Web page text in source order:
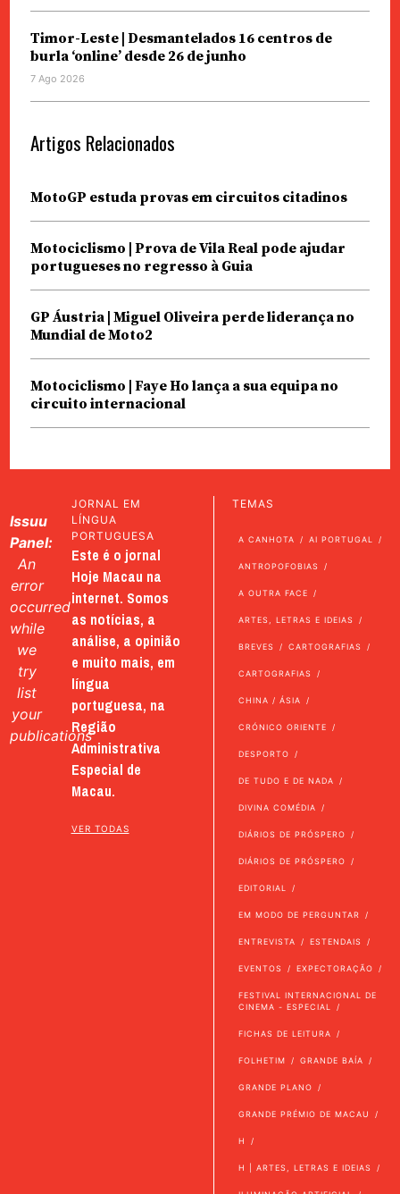
Timor-Leste | Desmantelados 16 centros de
burla ‘online’ desde 26 de junho
7 Ago 2026
Artigos Relacionados
MotoGP estuda provas em circuitos citadinos
Motociclismo | Prova de Vila Real pode ajudar
portugueses no regresso à Guia
GP Áustria | Miguel Oliveira perde liderança no
Mundial de Moto2
Motociclismo | Faye Ho lança a sua equipa no
circuito internacional
Issuu
Panel:
An
error
occurred
while
we
try
list
your
publications
JORNAL EM
LÍNGUA
PORTUGUESA
Este é o jornal
Hoje Macau na
internet. Somos
as notícias, a
análise, a opinião
e muito mais, em
língua
portuguesa, na
Região
Administrativa
Especial de
Macau.
VER TODAS
TEMAS
A CANHOTA AI PORTUGAL
ANTROPOFOBIAS
A OUTRA FACE
ARTES, LETRAS E IDEIAS
BREVES CARTOGRAFIAS
CARTOGRAFIAS
CHINA / ÁSIA
CRÓNICO ORIENTE
DESPORTO
DE TUDO E DE NADA
DIVINA COMÉDIA
DIÁRIOS DE PRÓSPERO
DIÁRIOS DE PRÓSPERO
EDITORIAL
EM MODO DE PERGUNTAR
ENTREVISTA ESTENDAIS
EVENTOS EXPECTORAÇÃO
FESTIVAL INTERNACIONAL DE
CINEMA - ESPECIAL
FICHAS DE LEITURA
FOLHETIM GRANDE BAÍA
GRANDE PLANO
GRANDE PRÉMIO DE MACAU
H
H | ARTES, LETRAS E IDEIAS